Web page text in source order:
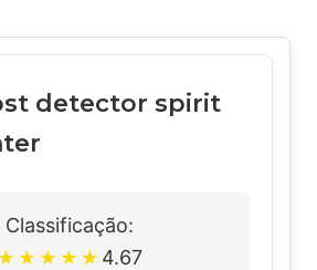
detector spirit
Classificação:
★ ★ ★ ★ ★ 4.67